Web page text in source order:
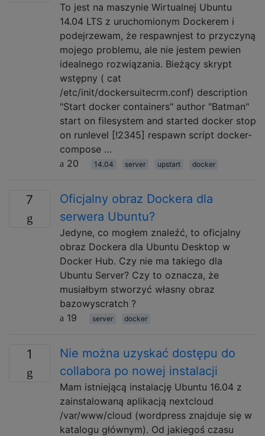
To jest na maszynie Wirtualnej Ubuntu
14.04 LTS z uruchomionym Dockerem i
podejrzewam, że respawnjest to przyczyną
mojego problemu, ale nie jestem pewien
idealnego rozwiązania. Bieżący skrypt
wstępny ( cat
/etc/init/dockersuitecrm.conf) description
"Start docker containers" author "Batman"
start on filesystem and started docker stop
on runlevel [!2345] respawn script docker-
compose …
20
14.04 server upstart docker
7
Oficjalny obraz Dockera dla
serwera Ubuntu?
Jedyne, co mogłem znaleźć, to oficjalny
obraz Dockera dla Ubuntu Desktop w
Docker Hub. Czy nie ma takiego dla
Ubuntu Server? Czy to oznacza, że ​​
musiałbym stworzyć własny obraz
bazowyscratch ?
19
server docker
1
Nie można uzyskać dostępu do
collabora po nowej instalacji
Mam istniejącą instalację Ubuntu 16.04 z
zainstalowaną aplikacją nextcloud
/var/www/cloud (wordpress znajduje się w
katalogu głównym). Od jakiegoś czasu